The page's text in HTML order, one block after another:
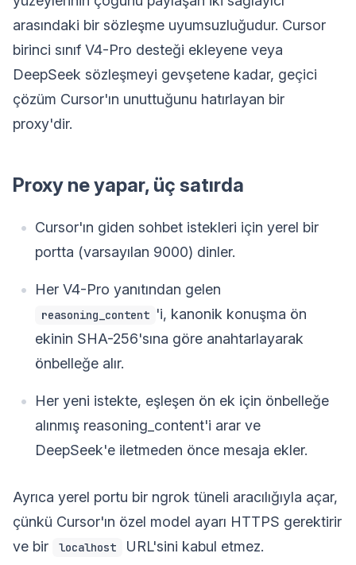
arasındaki bir sözleşme uyumsuzluğudur. Cursor
birinci sınıf V4-Pro desteği ekleyene veya
DeepSeek sözleşmeyi gevşetene kadar, geçici
çözüm Cursor'ın unuttuğunu hatırlayan bir
proxy'dir.
Proxy ne yapar, üç satırda
Cursor'ın giden sohbet istekleri için yerel bir
portta (varsayılan 9000) dinler.
Her V4-Pro yanıtından gelen
reasoning_content 'i, kanonik konuşma ön
ekinin SHA-256'sına göre anahtarlayarak
önbelleğe alır.
Her yeni istekte, eşleşen ön ek için önbelleğe
alınmış reasoning_content'i arar ve
DeepSeek'e iletmeden önce mesaja ekler.
Ayrıca yerel portu bir ngrok tüneli aracılığıyla açar,
çünkü Cursor'ın özel model ayarı HTTPS gerektirir
ve bir
localhost URL'sini kabul etmez.